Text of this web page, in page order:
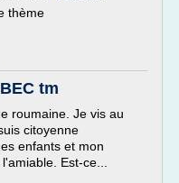
thème
tm
roumaine. Je vis au
citoyenne
enfants et mon
Est-ce...